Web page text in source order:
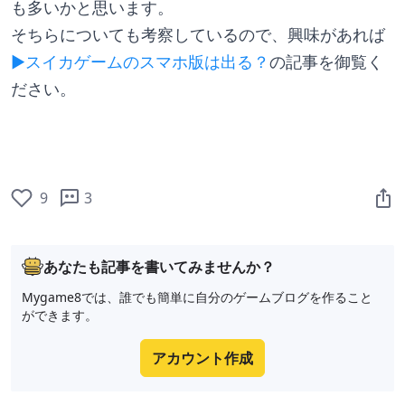
も多いかと思います。
そちらについても考察しているので、興味があれば
▶スイカゲームのスマホ版は出る？ の記事を御覧く
ださい。
9 3
あなたも記事を書いてみませんか？
Mygame8では、誰でも簡単に自分のゲームブログを作ること
ができます。
アカウント作成